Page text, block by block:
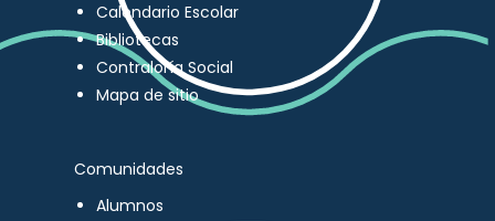
Calendario Escolar
Bibliotecas
Contraloría Social
Mapa de sitio
Comunidades
Alumnos